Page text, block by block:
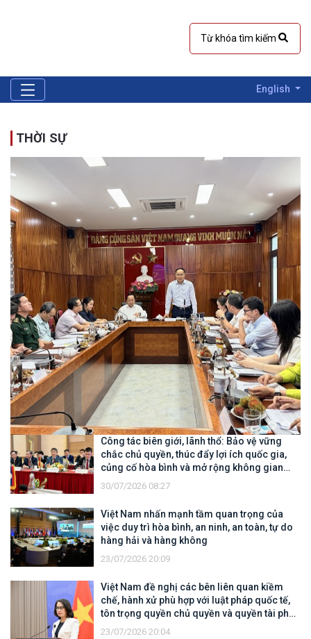
English
THỜI SỰ
Trước
Sau
Công tác biên giới, lãnh thổ: Bảo vệ vững
chắc chủ quyền, thúc đẩy lợi ích quốc gia,
củng cố hòa bình và mở rộng không gian
hợp tác, phát triển
30/07/2026 08:27
Việt Nam nhấn mạnh tầm quan trọng của
việc duy trì hòa bình, an ninh, an toàn, tự do
hàng hải và hàng không
23/07/2026 20:09
Việt Nam đề nghị các bên liên quan kiềm
chế, hành xử phù hợp với luật pháp quốc tế,
tôn trọng quyền chủ quyền và quyền tài phán
đối với vùng đặc quyền kinh tế và thềm lục
23/07/2026 20:04